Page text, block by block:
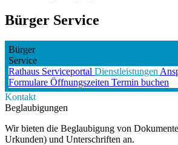
Bürger Service
Bürger
Service
Rathaus Serviceportal Dienstleistungen
Formulare Öffnungszeiten Termin buchen
Kontakt
Beglaubigungen
Wir bieten die Beglaubigung von
Urkunden) und Unterschriften an.